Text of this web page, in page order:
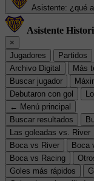
Asistente: ¿qué
Asistente
×
Jugadores
Partidos
Archivo Digital
Más
Buscar jugador
Debutaron con gol
← Menú principal
Buscar resultados
Las goleadas vs. River
Boca vs River
Boca
Boca vs Racing
Goles más rápidos